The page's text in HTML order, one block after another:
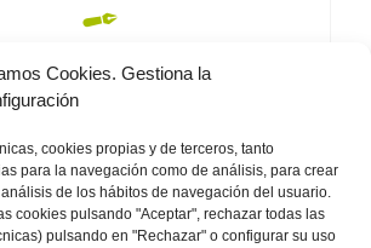
Cookies. Gestiona la
cookies propias y de terceros, tanto
para la navegación como de análisis, para crear
de los hábitos de navegación del usuario.
cookies pulsando "Aceptar", rechazar todas las
pulsando en "Rechazar" o configurar su uso